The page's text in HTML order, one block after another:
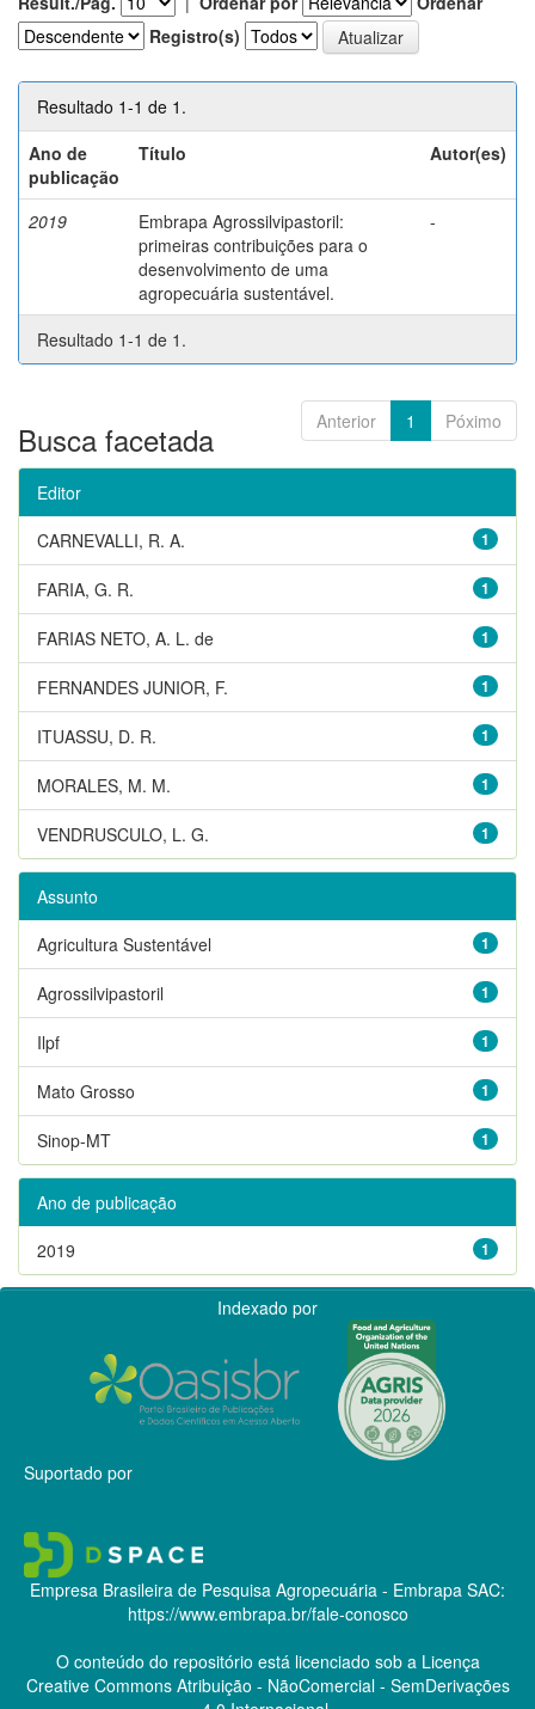
Registro(s)
Resultado 1-1 de 1.
Ano de
publicação
Título Autor(es)
2019
Embrapa Agrossilvipastoril:
primeiras contribuições para o
desenvolvimento de uma
agropecuária sustentável.
-
Resultado 1-1 de 1.
Anterior 1 Póximo
Busca facetada
Editor
1
CARNEVALLI, R. A.
1
FARIA, G. R.
1
FARIAS NETO, A. L. de
1
FERNANDES JUNIOR, F.
1
ITUASSU, D. R.
1
MORALES, M. M.
1
VENDRUSCULO, L. G.
Assunto
1
Agricultura Sustentável
1
Agrossilvipastoril
1
Ilpf
1
Mato Grosso
1
Sinop-MT
Ano de publicação
1
2019
Indexado por
Suportado por
Empresa Brasileira de Pesquisa Agropecuária - Embrapa SAC:
https://www.embrapa.br/fale-conosco
O conteúdo do repositório está licenciado sob a Licença
Creative CommonsAtribuição - NãoComercial - SemDerivações